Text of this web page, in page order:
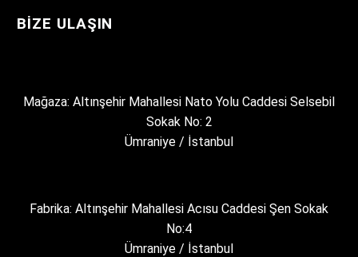
BIZE ULAŞIN
Mağaza: Altınşehir Mahallesi Nato Yolu Caddesi Selsebil
Sokak No: 2
Ümraniye / İstanbul
Fabrika: Altınşehir Mahallesi Acısu Caddesi Şen Sokak
No:4
Ümraniye / İstanbul